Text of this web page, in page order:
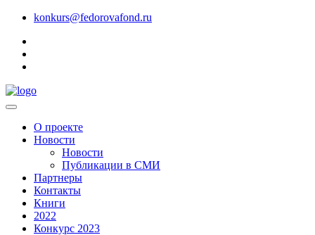
konkurs@fedorovafond.ru
О проекте
Новости
Новости
Публикации в СМИ
Партнеры
Контакты
Книги
2022
Конкурс 2023